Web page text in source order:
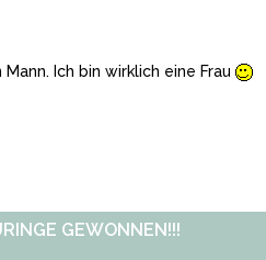
Ich bin wirklich eine Frau
GEWONNEN!!!